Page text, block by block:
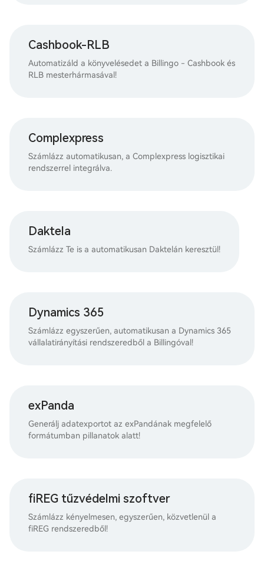
Cashbook-RLB
Automatizáld a könyvelésedet a Billingo - Cashbook és
RLB mesterhármasával!
Complexpress
Számlázz automatikusan, a Complexpress logisztikai
rendszerrel integrálva.
Daktela
Számlázz Te is a automatikusan Daktelán keresztül!
Dynamics 365
Számlázz egyszerűen, automatikusan a Dynamics 365
vállalatirányítási rendszeredből a Billingóval!
exPanda
Generálj adatexportot az exPandának megfelelő
formátumban pillanatok alatt!
fiREG tűzvédelmi szoftver
Számlázz kényelmesen, egyszerűen, közvetlenül a
fiREG rendszeredből!